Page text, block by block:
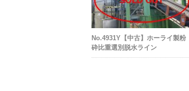
No.4931Y【中古】ホーライ製粉
砕比重選別脱水ライン